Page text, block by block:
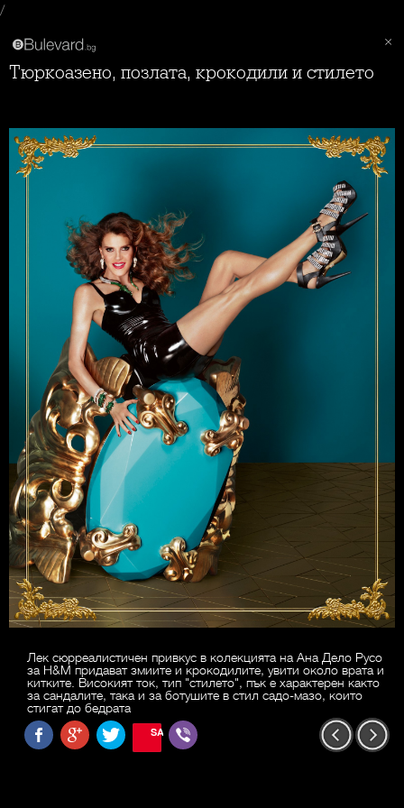
/
Тюркоазено, позлата, крокодили и стилето
Лек сюрреалистичен привкус в колекцията на Ана Дело Русо
за H&M придават змиите и крокодилите, увити около врата и
китките. Високият ток, тип "стилето", пък е характерен както
за сандалите, така и за ботушите в стил садо-мазо, които
стигат до бедрата
SAVE